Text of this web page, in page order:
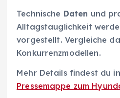
Technische Daten und
Alltagstauglichkeit
vorgestellt. Vergleiche
Konkurrenzmodellen.
Mehr Details findest du
Pressemappe zum